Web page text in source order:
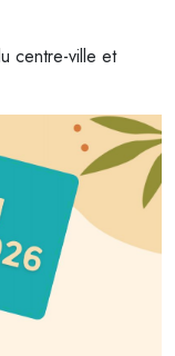
centre-ville et